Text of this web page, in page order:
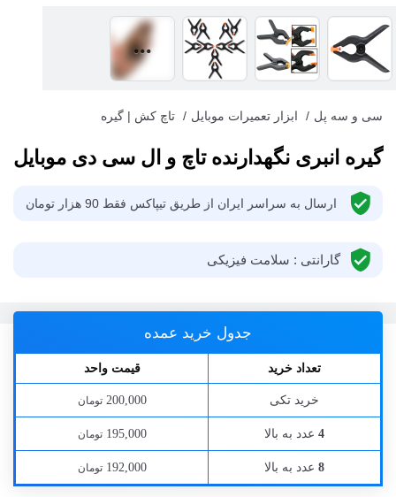
سی و سه پل / ابزار تعمیرات موبایل / تاچ کش | گیره
گیره انبری نگهدارنده تاچ و ال سی دی موبایل
ارسال به سراسر ایران از طریق تیپاکس فقط 90 هزار تومان
گارانتی : سلامت فیزیکی
جدول خرید عمده
تعداد خرید قیمت واحد
خرید تکی 200,000 تومان
4 عدد به بالا 195,000 تومان
8 عدد به بالا 192,000 تومان